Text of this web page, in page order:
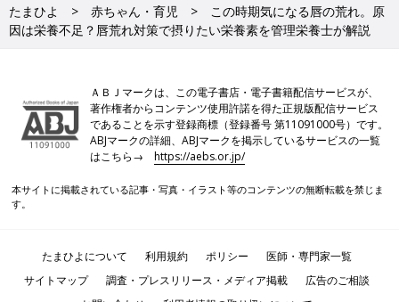
漢方「あんしん漢方」でもサポートを行っている。
●あんしん漢方（オンラインAI漢方）：
dium=referral&utm_campaign=250222
たまひよ 赤ちゃん・育児
この時期気になる唇の荒れ。原
因は栄養不足？唇荒れ対策で摂りたい栄養素を管理栄養士が解説
ＡＢＪマークは、この電子書店・電子書籍配信サービスが、
著作権者からコンテンツ使用許諾を得た正規版配信サービス
であることを示す登録商標（登録番号 第11091000号）です。
ABJマークの詳細、ABJマークを掲示しているサービスの一覧
はこちら→https://aebs.or.jp/
本サイトに掲載されている記事・写真・イラスト等のコンテンツの無断転載を禁じま
す。
たまひよについて 利用規約 ポリシー
医師・専門家一覧
サイトマップ
調査・プレスリリース・メディア掲載
広告のご相談